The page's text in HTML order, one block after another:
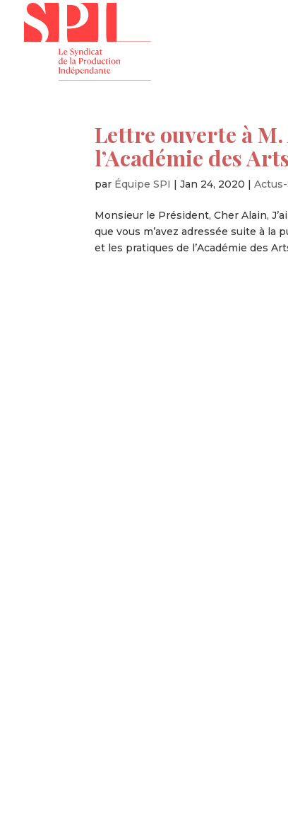
Lettre ouverte à
l’Académie des
par Équipe SPI |Jan 24, 2020 |Actus-
Monsieur le Président, Cher Alain,
que vous m’avez adressée suite à
et les pratiques de l’Académie des